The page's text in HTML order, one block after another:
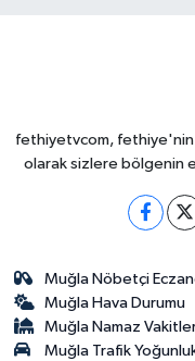
fethiyetvcom, fethiye'nin
olarak sizlere bölgenin
Muğla Nöbetçi
Muğla Hava Durumu
Muğla Namaz
Muğla Trafik